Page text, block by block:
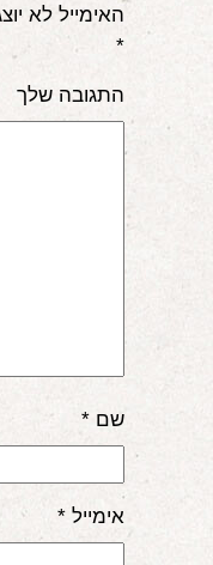
האימייל לא
*
התגובה שלך
שם *
אימייל *